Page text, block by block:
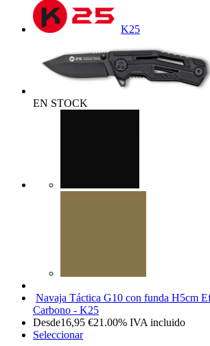
K25
EN STOCK
Navaja Táctica G10 con funda H5cm
Carbono - K25
Desde16,95 €21.00% IVA incluido
Seleccionar